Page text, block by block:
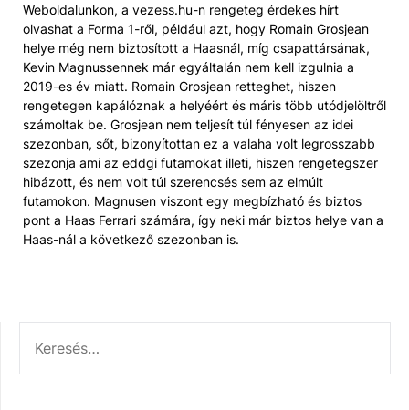
Weboldalunkon, a vezess.hu-n rengeteg érdekes hírt
olvashat a Forma 1-ről, például azt, hogy Romain Grosjean
helye még nem biztosított a Haasnál, míg csapattársának,
Kevin Magnussennek már egyáltalán nem kell izgulnia a
2019-es év miatt. Romain Grosjean retteghet, hiszen
rengetegen kapálóznak a helyéért és máris több utódjelöltről
számoltak be. Grosjean nem teljesít túl fényesen az idei
szezonban, sőt, bizonyítottan ez a valaha volt legrosszabb
szezonja ami az eddgi futamokat illeti, hiszen rengetegszer
hibázott, és nem volt túl szerencsés sem az elmúlt
futamokon. Magnusen viszont egy megbízható és biztos
pont a Haas Ferrari számára, így neki már biztos helye van a
Haas-nál a következő szezonban is.